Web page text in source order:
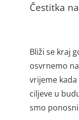
Čestitka
Bliži se kraj
osvrnemo
vrijeme
ciljeve u
smo